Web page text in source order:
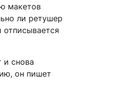
макетов
ли ретушер
и снова
он пишет